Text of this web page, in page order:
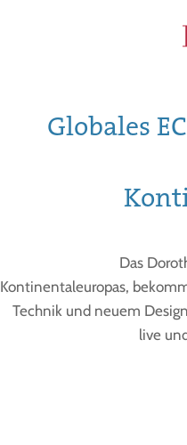
Globales
Das
Kontinentaleuropas,
Technik und neuem
live